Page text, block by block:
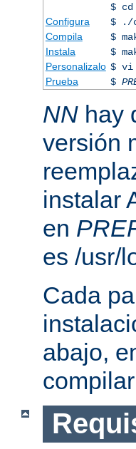
$
Configura
$ ./
Compila
$
Instala
$
Personalizalo $ vi
Prueba
$
NN hay
versión
instalar
en
es /usr/
Cada
abajo,